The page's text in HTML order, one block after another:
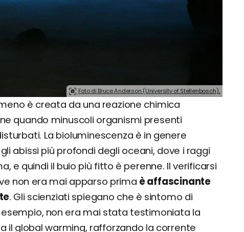
Foto di Bruce Anderson (University of Stellenbosch)..
è creata da una reazione chimica
quando minuscoli organismi presenti
La bioluminescenza è in genere
abissi più profondi degli oceani, dove i raggi
e quindi il buio più fitto è perenne. Il verificarsi
non era mai apparso prima è affascinante
. Gli scienziati spiegano che è sintomo di
non era mai stata testimoniata la
il global warming, rafforzando la corrente